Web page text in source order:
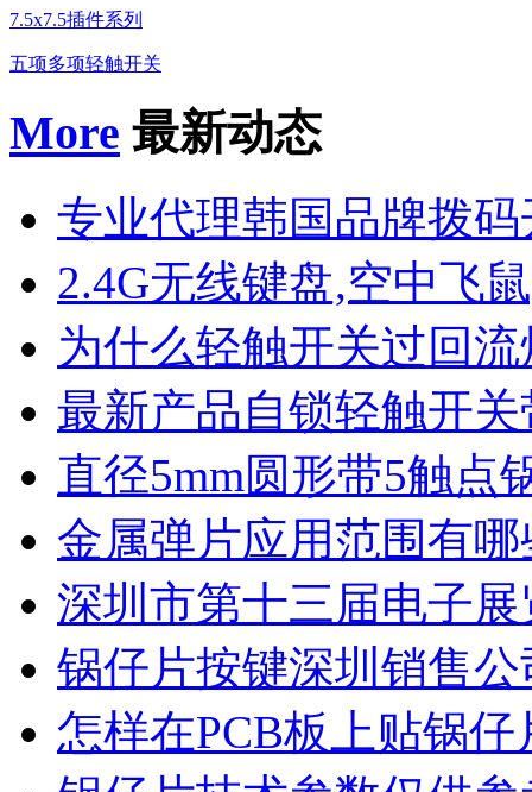
7.5x7.5插件系列
五项多项轻触开关
More 最新动态
专业代理韩国品牌拨
2.4G无线键盘,空中飞
为什么轻触开关过回流
最新产品自锁轻触开
直径5mm圆形带5触点
金属弹片应用范围有哪
深圳市第十三届电子展
锅仔片按键深圳销售公
怎样在PCB板上贴锅仔